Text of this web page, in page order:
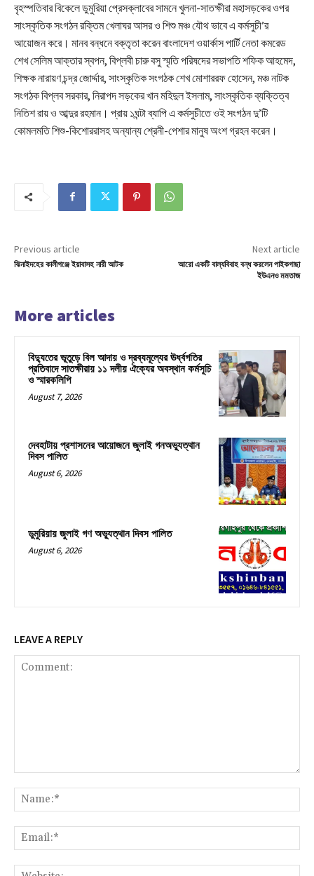
বৃহস্পতিবার বিকেলে ডুমুরিয়া প্রেসক্লাবের সামনে খুলনা-সাতক্ষীরা মহাসড়কের ওপর
সাংস্কৃতিক সংগঠন রক্তিম খেলাঘর আসর ও শিশু মঞ্চ যৌথ ভাবে এ কর্মসুচী’র
আয়োজন করে। মানব বন্ধনে বক্তৃতা করেন বাংলাদেশ ওয়ার্কাস পার্টি নেতা কমরেড
শেখ সেলিম আক্তার স্বপন, বিপ্লবী চারু বসু স্মৃতি পরিষদের সভাপতি শফিক আহমেদ,
শিক্ষক নারায়ণ চন্দ্র জোর্দ্দার, সাংস্কৃতিক সংগঠক শেখ মোশাররফ হোসেন, মঞ্চ নাটক
সংগঠক বিপ্লব সরকার, নিরাপদ সড়কের খান মহিদুল ইসলাম, সাংস্কৃতিক ব্যক্তিত্ব
নিতিশ রায় ও আব্দুর রহমান। প্রায় ১ঘন্টা ব্যাপি এ কর্মসুচীতে ওই সংগঠন দু’টি
কোমলমতি শিশু-কিশোররাসহ অন্যান্য শ্রেনী-পেশার মানুষ অংশ গ্রহন করেন।
Previous article
ঝিনাইদহের কালীগঞ্জে ইয়াবাসহ নারী আটক
Next article
আরো একটি বাল্যবিবাহ বন্ধ করলেন পাইকগাছা
ইউএনও মমতাজ
More articles
বিদ্যুতের ভূতুড়ে বিল আদায় ও দ্রব্যমূল্যের ঊর্ধ্বগতির
প্রতিবাদে সাতক্ষীরায় ১১ দলীয় ঐক্যের অবস্থান কর্মসূচি
ও স্মারকলিপি
August 7, 2026
দেবহাটায় প্রশাসনের আয়োজনে জুলাই গনঅভ্যুত্থান
দিবস পালিত
August 6, 2026
ডুমুরিয়ায় জুলাই গণ অভ্যুত্থান দিবস পালিত
August 6, 2026
LEAVE A REPLY